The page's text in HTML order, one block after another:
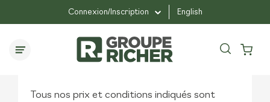
Connexion/Inscription English
TERMES ET CONDITIONS
Tous nos prix et conditions indiqués sont